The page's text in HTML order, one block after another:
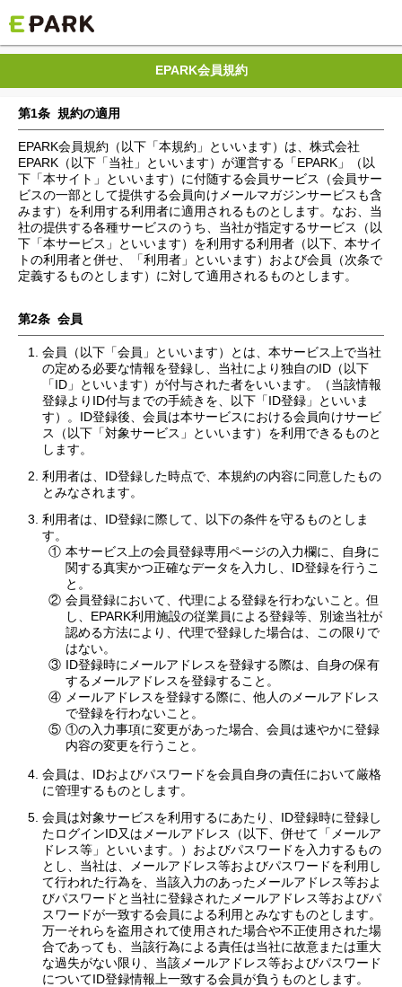
EPARK会員規約
第1条 規約の適用
EPARK会員規約（以下「本規約」といいます）は、株式会社
EPARK（以下「当社」といいます）が運営する「EPARK」（以
下「本サイト」といいます）に付随する会員サービス（会員サー
ビスの一部として提供する会員向けメールマガジンサービスも含
みます）を利用する利用者に適用されるものとします。なお、当
社の提供する各種サービスのうち、当社が指定するサービス（以
下「本サービス」といいます）を利用する利用者（以下、本サイ
トの利用者と併せ、「利用者」といいます）および会員（次条で
定義するものとします）に対して適用されるものとします。
第2条 会員
会員（以下「会員」といいます）とは、本サービス上で当社
の定める必要な情報を登録し、当社により独自のID（以下
「ID」といいます）が付与された者をいいます。（当該情報
登録よりID付与までの手続きを、以下「ID登録」といいま
す）。ID登録後、会員は本サービスにおける会員向けサービ
ス（以下「対象サービス」といいます）を利用できるものと
します。
利用者は、ID登録した時点で、本規約の内容に同意したもの
とみなされます。
利用者は、ID登録に際して、以下の条件を守るものとしま
す。
① 本サービス上の会員登録専用ページの入力欄に、自身に
関する真実かつ正確なデータを入力し、ID登録を行うこ
と。
② 会員登録において、代理による登録を行わないこと。但
し、EPARK利用施設の従業員による登録等、別途当社が
認める方法により、代理で登録した場合は、この限りで
はない。
③ ID登録時にメールアドレスを登録する際は、自身の保有
するメールアドレスを登録すること。
④ メールアドレスを登録する際に、他人のメールアドレス
で登録を行わないこと。
⑤ ①の入力事項に変更があった場合、会員は速やかに登録
内容の変更を行うこと。
会員は、IDおよびパスワードを会員自身の責任において厳格
に管理するものとします。
会員は対象サービスを利用するにあたり、ID登録時に登録し
たログインID又はメールアドレス（以下、併せて「メールア
ドレス等」といいます。）およびパスワードを入力するもの
とし、当社は、メールアドレス等およびパスワードを利用し
て行われた行為を、当該入力のあったメールアドレス等およ
びパスワードと当社に登録されたメールアドレス等およびパ
スワードが一致する会員による利用とみなすものとします。
万一それらを盗用されて使用された場合や不正使用された場
合であっても、当該行為による責任は当社に故意または重大
な過失がない限り、当該メールアドレス等およびパスワード
についてID登録情報上一致する会員が負うものとします。